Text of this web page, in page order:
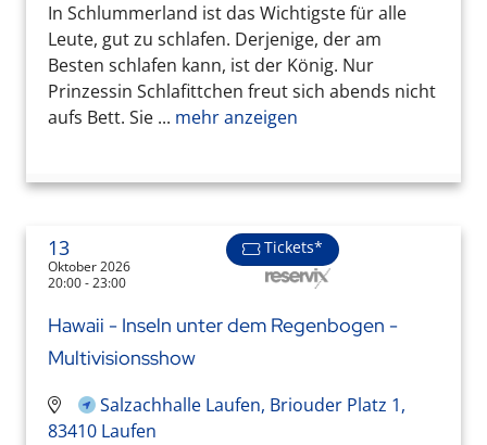
In Schlummerland ist das Wichtigste für alle
Leute, gut zu schlafen. Derjenige, der am
Besten schlafen kann, ist der König. Nur
Prinzessin Schlafittchen freut sich abends nicht
aufs Bett. Sie ... mehr anzeigen
13
Oktober 2026
20:00 - 23:00
Tickets*
Hawaii - Inseln unter dem Regenbogen -
Multivisionsshow
Salzachhalle Laufen, Briouder Platz 1,
83410 Laufen